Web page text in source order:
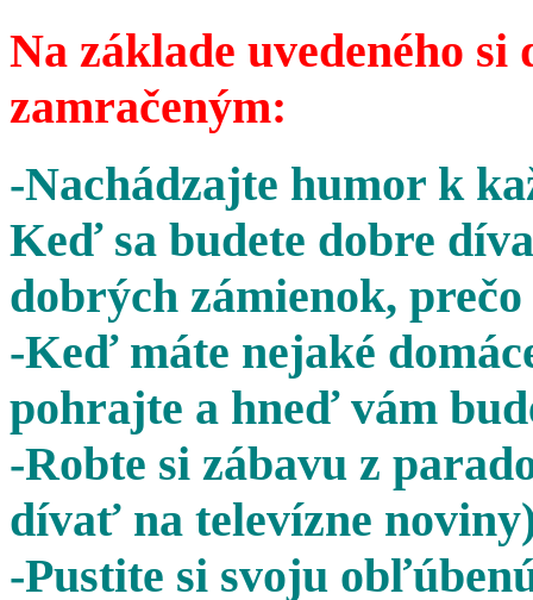
Na základe uvedeného
zamračeným:
-Nachádzajte humor k
Keď sa budete dobre
dobrých zámienok,
-Keď máte nejaké
pohrajte a hneď vám
-Robte si zábavu z
dívať na televízne
-Pustite si svoju